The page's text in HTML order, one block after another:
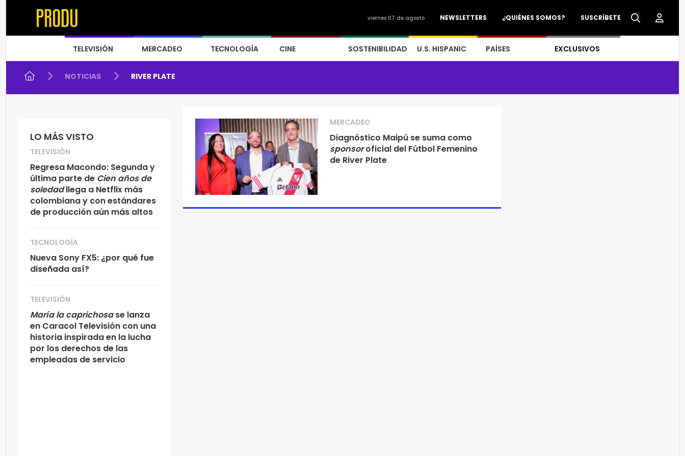
SUSCRÍBETE
¿QUIÉNES SOMOS?
NEWSLETTERS
viernes 07 de agosto
TELEVISIÓN MERCADEO TECNOLOGÍA CINE SOSTENIBILIDAD U.S. HISPANIC PAÍSES EXCLUSIVOS
NOTICIAS RIVER PLATE
LO MÁS VISTO
TELEVISIÓN
Regresa Macondo: Segunda y
última parte de Cien años de
soledadllega a Netflix más
colombiana y con estándares
de producción aún más altos
TECNOLOGÍA
Nueva Sony FX5: ¿por qué fue
diseñada así?
TELEVISIÓN
María la caprichosase lanza
en Caracol Televisión con una
historia inspirada en la lucha
por los derechos de las
empleadas de servicio
MERCADEO
Diagnóstico Maipú se suma como
sponsoroficial del Fútbol Femenino
de River Plate